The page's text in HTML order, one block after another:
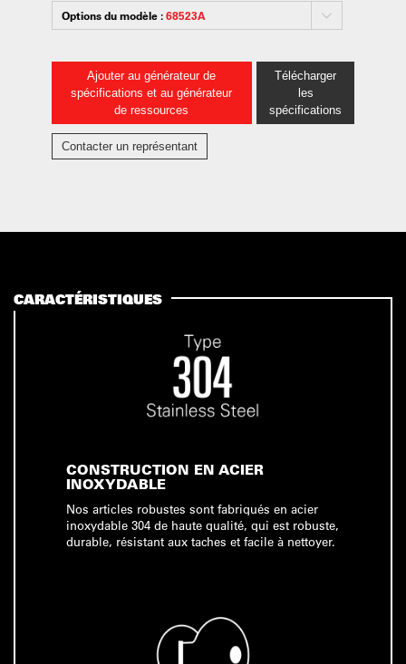
Options du modèle :68523A
Ajouter au générateur de
spécifications et au générateur
de ressources
Télécharger
les
spécifications
Contacter un représentant
CARACTÉRISTIQUES
CONSTRUCTION EN ACIER
INOXYDABLE
Nos articles robustes sont fabriqués en acier
inoxydable 304 de haute qualité, qui est robuste,
durable, résistant aux taches et facile à nettoyer.